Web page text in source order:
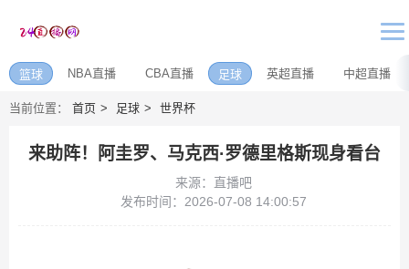
篮球 NBA直播 CBA直播 足球 英超直播 中超直播
当前位置： 首页 足球 世界杯
来助阵！阿圭罗、马克西·罗德里格斯现身看台
来源：直播吧
发布时间：2026-07-08 14:00:57